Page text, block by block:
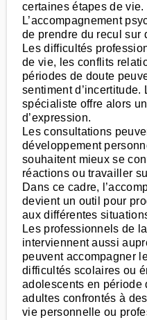
certaines étapes de vie.
L’accompagnement
de prendre du recul sur
Les difficultés
de vie, les conflits
périodes de doute
sentiment d’incertitude.
spécialiste offre alors
d’expression.
Les consultations
développement
souhaitent mieux se
réactions ou travailler
Dans ce cadre,
devient un outil pour
aux différentes
Les professionnels de
interviennent aussi
peuvent accompagner
difficultés scolaires ou
adolescents en période
adultes confrontés à
vie personnelle ou